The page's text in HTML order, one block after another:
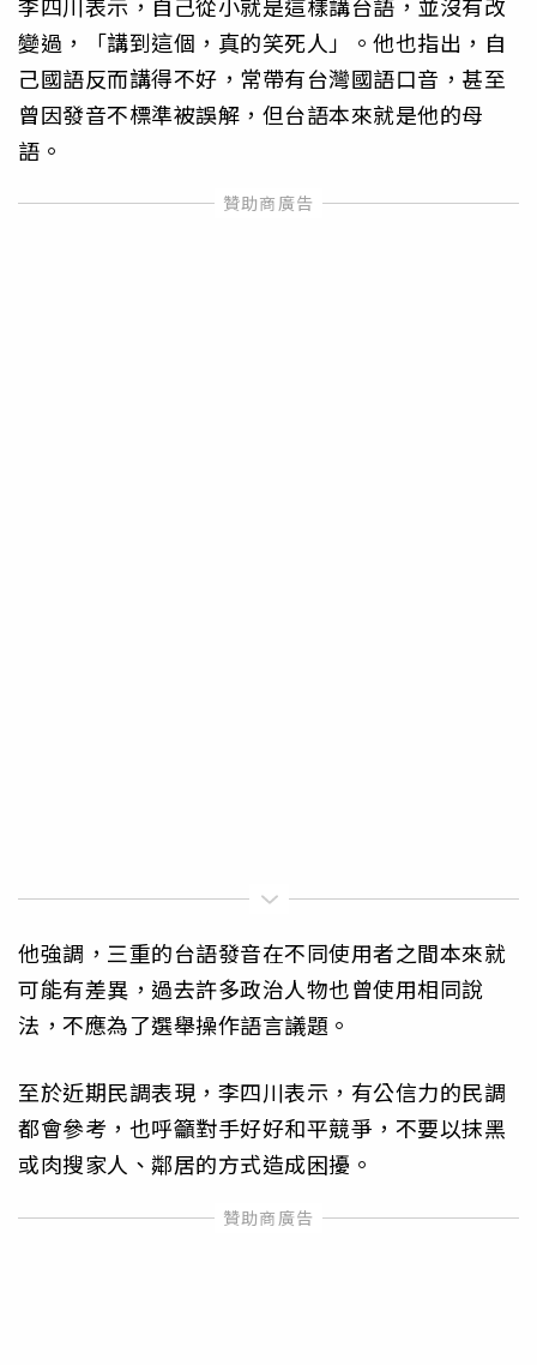
變過，「講到這個，真的笑死人」。他也指出，自
己國語反而講得不好，常帶有台灣國語口音，甚至
曾因發音不標準被誤解，但台語本來就是他的母
語。
他強調，三重的台語發音在不同使用者之間本來就
可能有差異，過去許多政治人物也曾使用相同說
法，不應為了選舉操作語言議題。
至於近期民調表現，李四川表示，有公信力的民調
都會參考，也呼籲對手好好和平競爭，不要以抹黑
或肉搜家人、鄰居的方式造成困擾。